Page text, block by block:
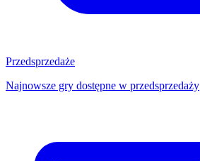
Przedsprzedaże
Najnowsze gry dostępne w przedsprzedaży